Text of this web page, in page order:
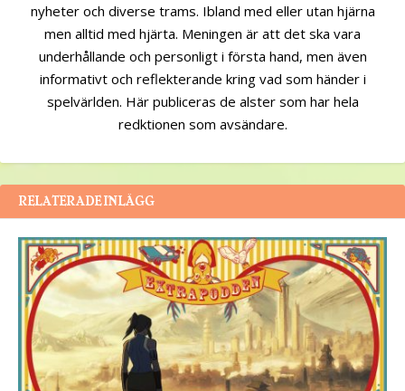
nyheter och diverse trams. Ibland med eller utan hjärna
men alltid med hjärta. Meningen är att det ska vara
underhållande och personligt i första hand, men även
informativt och reflekterande kring vad som händer i
spelvärlden. Här publiceras de alster som har hela
redktionen som avsändare.
RELATERADE INLÄGG